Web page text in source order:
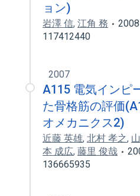
ョン)
岩澤 信, 江角 務 2008
117412440
2007
A115 電気インピ
た骨格筋の評価
オメカニクス2)
近藤 英雄, 北村 孝之,
本 成広, 藤里 俊哉
136665935